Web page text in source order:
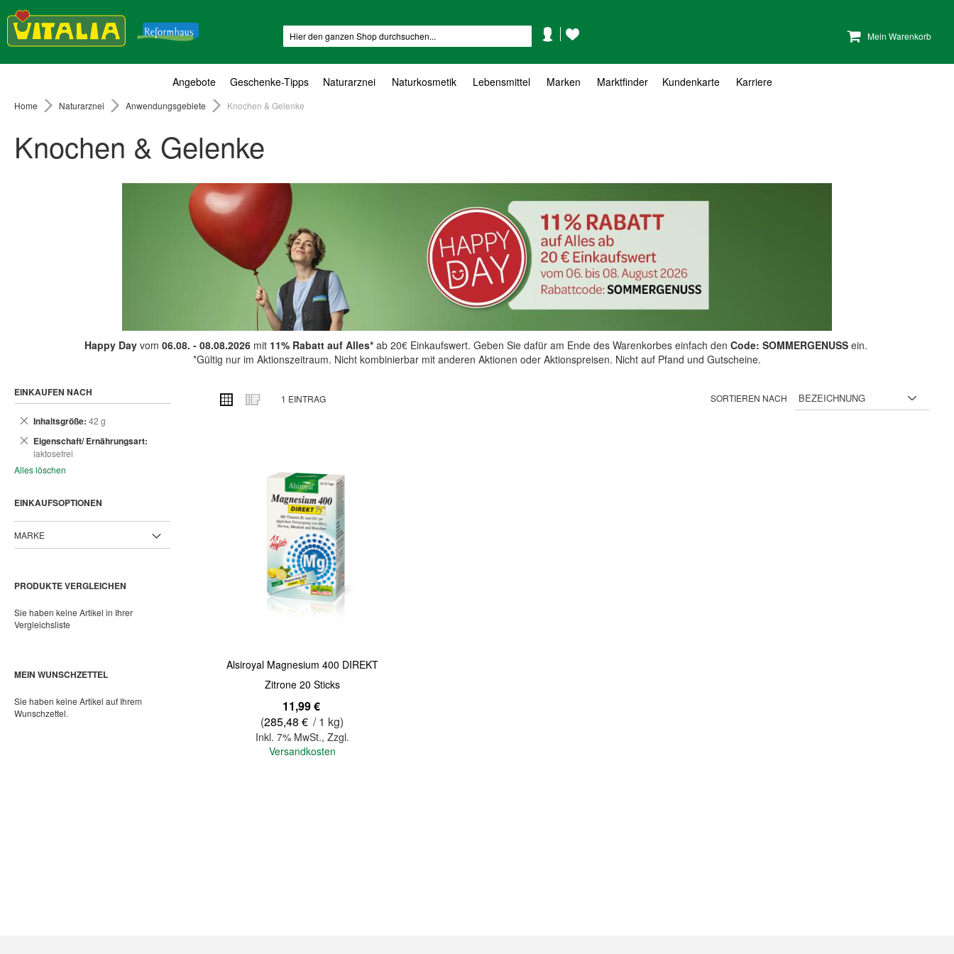
Mein Warenkorb
KontoWunschzettel
Angebote Geschenke-Tipps Naturarznei Naturkosmetik Lebensmittel Marken Marktfinder Kundenkarte Karriere
Home Naturarznei Anwendungsgebiete Knochen & Gelenke
Knochen & Gelenke
Happy Dayvom 06.08. - 08.08.2026mit 11% Rabatt auf Alles*ab 20€ Einkaufswert. Geben Sie dafür am Ende des Warenkorbes einfach den Code: SOMMERGENUSSein.
*Gültig nur im Aktionszeitraum. Nicht kombinierbar mit anderen Aktionen oder Aktionspreisen. Nicht auf Pfand und Gutscheine.
ANSICHT
ALS
Raster Liste
1 EINTRAG SORTIEREN NACH
Alsiroyal Magnesium 400 DIREKT
Zitrone 20 Sticks
11,99 €
(285,48 € / 1 kg)
Inkl. 7% MwSt., Zzgl.
Versandkosten
EINKAUFEN NACH
Inhaltsgröße 42 g
Dies
Eigenschaft/ Ernährungsart
laktosefrei
Dies
entfernen
Alles löschen
EINKAUFSOPTIONEN
MARKE
PRODUKTE VERGLEICHEN
Sie haben keine Artikel in Ihrer
Vergleichsliste
MEIN WUNSCHZETTEL
Sie haben keine Artikel auf Ihrem
Wunschzettel.